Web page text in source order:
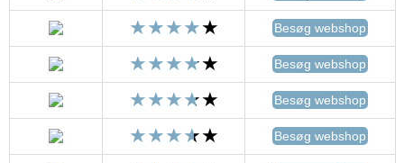
Besøg webshop
Besøg webshop
Besøg webshop
Besøg webshop